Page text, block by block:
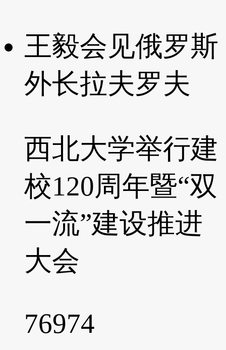
王毅会见俄罗斯
外长拉夫罗夫
西北大学举行建
校120周年暨“双
一流”建设推进
大会
76974